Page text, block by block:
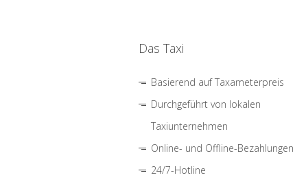
Das Taxi
Basierend auf Taxameterpreis
Durchgeführt von lokalen
Taxiunternehmen
Online- und Offline-Bezahlungen
24/7-Hotline